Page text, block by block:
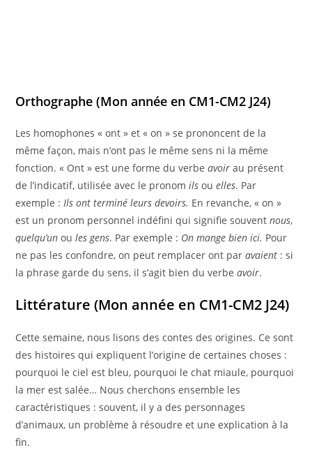
Orthographe(Mon année en CM1-CM2 J24)
Les homophones « ont » et « on » se prononcent de la
même façon, mais n’ont pas le même sens ni la même
fonction. « Ont » est une forme du verbeavoir au présent
de l’indicatif, utilisée avec le pronomils ouelles. Par
exemple :Ils ont terminé leurs devoirs. En revanche, « on »
est un pronom personnel indéfini qui signifie souventnous,
quelqu’un oules gens. Par exemple : On mange bien ici. Pour
ne pas les confondre, on peut remplacer ont paravaient : si
la phrase garde du sens, il s’agit bien du verbeavoir.
Littérature (Mon année en CM1-CM2 J24)
Cette semaine, nous lisons des contes des origines. Ce sont
des histoires qui expliquent l’origine de certaines choses :
pourquoi le ciel est bleu, pourquoi le chat miaule, pourquoi
la mer est salée… Nous cherchons ensemble les
caractéristiques : souvent, il y a des personnages
d’animaux, un problème à résoudre et une explication à la
fin.